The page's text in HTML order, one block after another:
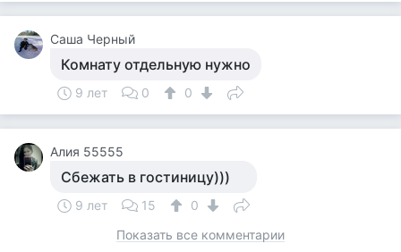
Саша Черный
Комнату отдельную нужно
9 лет 0 0
Алия 55555
Сбежать в гостиницу)))
9 лет 15
0
Показать все комментарии